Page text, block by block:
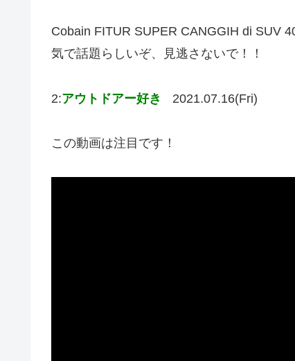
Cobain FITUR SUPER CANGGIH di SUV
気で話題らしいぞ、見逃さないで！！
2:アウトドアー好き 2021.07.16(Fri)
この動画は注目です！